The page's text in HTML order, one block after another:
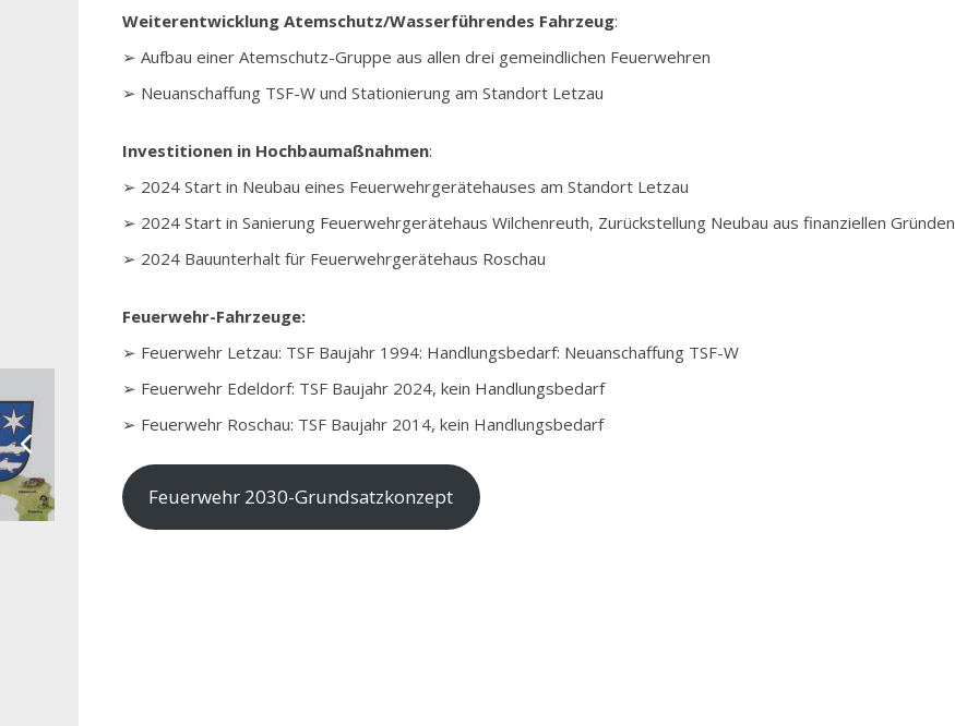
Weiterentwicklung Atemschutz/Wasserführendes Fahrzeug:
➢ Aufbau einer Atemschutz-Gruppe aus allen drei gemeindlichen Feuerwehren
➢ Neuanschaffung TSF-W und Stationierung am Standort Letzau
Investitionen in Hochbaumaßnahmen:
➢ 2024 Start in Neubau eines Feuerwehrgerätehauses am Standort Letzau
➢ 2024 Start in Sanierung Feuerwehrgerätehaus Wilchenreuth, Zurückstellung Neubau aus finanziellen Gründen
➢ 2024 Bauunterhalt für Feuerwehrgerätehaus Roschau
Feuerwehr-Fahrzeuge:
➢ Feuerwehr Letzau: TSF Baujahr 1994: Handlungsbedarf: Neuanschaffung TSF-W
➢ Feuerwehr Edeldorf: TSF Baujahr 2024, kein Handlungsbedarf
➢ Feuerwehr Roschau: TSF Baujahr 2014, kein Handlungsbedarf
Feuerwehr 2030-Grundsatzkonzept